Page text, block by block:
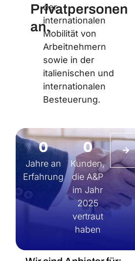
Privatpersonen
an.
der
internationalen
Mobilität von
Arbeitnehmern
sowie in der
italienischen und
internationalen
Besteuerung.
Jahre an
Erfahrung
0
Kunden,
die A&P
im Jahr
2025
vertraut
haben
0